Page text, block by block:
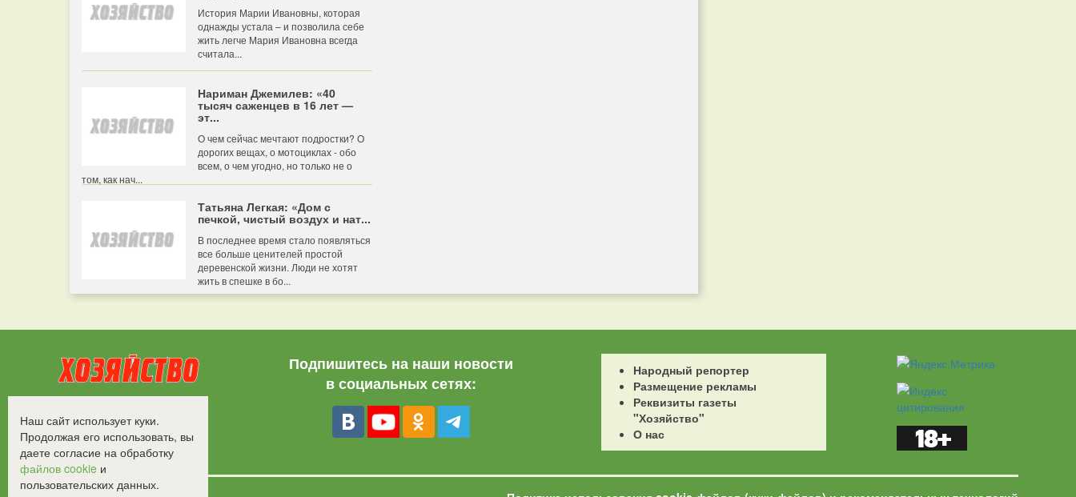
История Марии Ивановны, которая
однажды устала – и позволила себе
жить легче Мария Ивановна всегда
считала...
Нариман Джемилев: «40
тысяч саженцев в 16 лет —
эт...
О чем сейчас мечтают подростки? О
дорогих вещах, о мотоциклах - обо
всем, о чем угодно, но только не о
том, как нач...
Татьяна Легкая: «Дом с
печкой, чистый воздух и нат...
В последнее время стало появляться
все больше ценителей простой
деревенской жизни. Люди не хотят
жить в спешке в бо...
Все права защищены.
©2008-2017 - "Хозяйство"
Подпишитесь на наши новости
в социальных сетях:
Народный репортер
Размещение рекламы
Реквизиты газеты
"Хозяйство"
О нас
Наш сайт использует куки.
Продолжая его использовать, вы
даете согласие на обработку
файлов cookie и
пользовательских данных.